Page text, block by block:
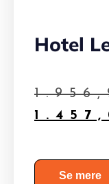
Hotel
Se mere